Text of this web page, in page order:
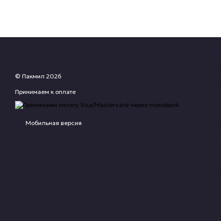
© Пакмил 2026
Принимаем к оплате
Мобильная версия